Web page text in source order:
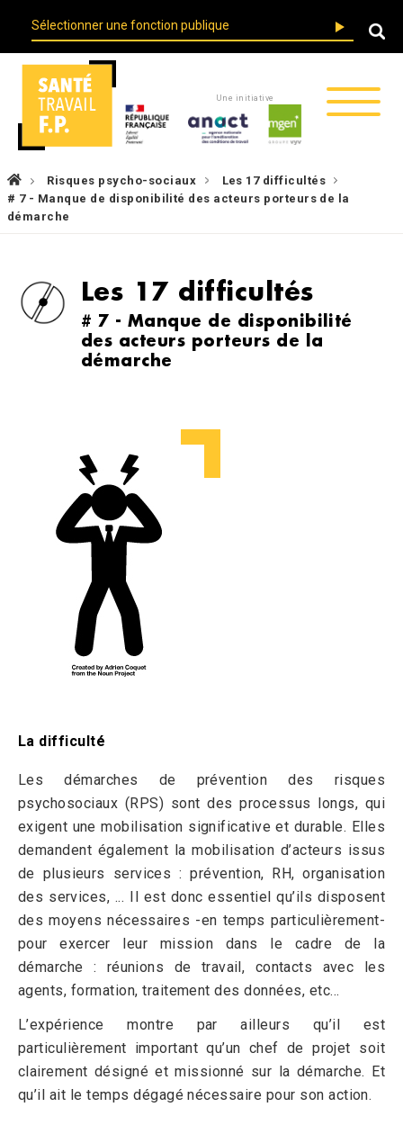
main
navigation
account
menu
Une initiative
Fil
d'Ariane
Risques psycho-sociaux
Les 17 difficultés
# 7 - Manque de disponibilité des acteurs porteurs de la
démarche
Les 17 difficultés
# 7 - Manque de disponibilité
des acteurs porteurs de la
démarche
La difficulté
Les démarches de prévention des risques
psychosociaux (RPS) sont des processus longs, qui
exigent une mobilisation significative et durable. Elles
demandent également la mobilisation d’acteurs issus
de plusieurs services : prévention, RH, organisation
des services, ... Il est donc essentiel qu’ils disposent
des moyens nécessaires -en temps particulièrement-
pour exercer leur mission dans le cadre de la
démarche : réunions de travail, contacts avec les
agents, formation, traitement des données, etc…
L’expérience montre par ailleurs qu’il est
particulièrement important qu’un chef de projet soit
clairement désigné et missionné sur la démarche. Et
qu’il ait le temps dégagé nécessaire pour son action.